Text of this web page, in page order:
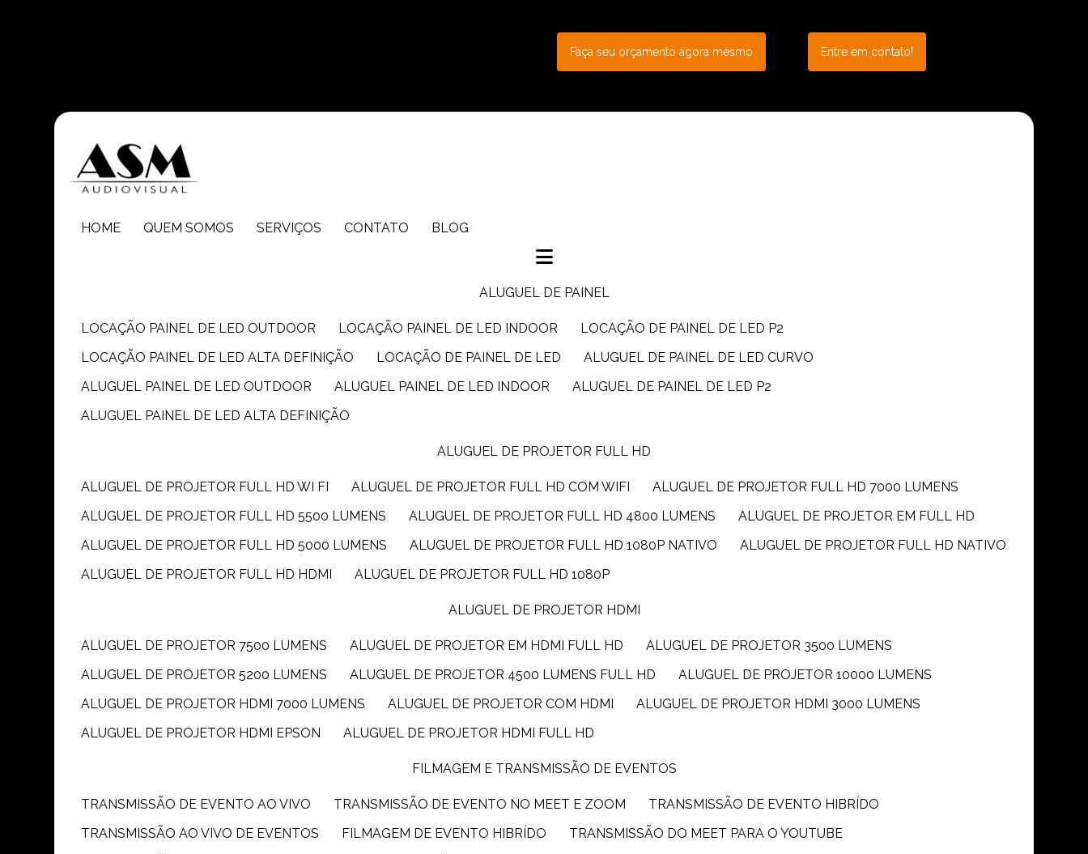
Faça seu orçamento agora mesmo Entre em contato!
HOME QUEM SOMOS SERVIÇOS CONTATO BLOG
ALUGUEL DE PAINEL
LOCAÇÃO PAINEL DE LED OUTDOOR LOCAÇÃO PAINEL DE LED INDOOR
LOCAÇÃO DE PAINEL DE LED P2
LOCAÇÃO PAINEL DE LED ALTA DEFINIÇÃO
LOCAÇÃO DE PAINEL DE LED
ALUGUEL DE PAINEL DE LED CURVO
ALUGUEL PAINEL DE LED OUTDOOR
ALUGUEL PAINEL DE LED INDOOR
ALUGUEL DE PAINEL DE LED P2
ALUGUEL PAINEL DE LED ALTA DEFINIÇÃO
ALUGUEL DE PROJETOR FULL HD
ALUGUEL DE PROJETOR FULL HD WI FI ALUGUEL DE PROJETOR FULL HD COM WIFI
ALUGUEL DE PROJETOR FULL HD 7000 LUMENS
ALUGUEL DE PROJETOR FULL HD 5500 LUMENS
ALUGUEL DE PROJETOR FULL HD 4800 LUMENS
ALUGUEL DE PROJETOR EM FULL HD
ALUGUEL DE PROJETOR FULL HD 5000 LUMENS
ALUGUEL DE PROJETOR FULL HD 1080P NATIVO
ALUGUEL DE PROJETOR FULL HD NATIVO
ALUGUEL DE PROJETOR FULL HD HDMI
ALUGUEL DE PROJETOR FULL HD 1080P
ALUGUEL DE PROJETOR HDMI
ALUGUEL DE PROJETOR 7500 LUMENS ALUGUEL DE PROJETOR EM HDMI FULL HD
ALUGUEL DE PROJETOR 3500 LUMENS
ALUGUEL DE PROJETOR 5200 LUMENS
ALUGUEL DE PROJETOR 4500 LUMENS FULL HD
ALUGUEL DE PROJETOR 10000 LUMENS
ALUGUEL DE PROJETOR HDMI 7000 LUMENS
ALUGUEL DE PROJETOR COM HDMI
ALUGUEL DE PROJETOR HDMI 3000 LUMENS
ALUGUEL DE PROJETOR HDMI EPSON
ALUGUEL DE PROJETOR HDMI FULL HD
FILMAGEM E TRANSMISSÃO DE EVENTOS
TRANSMISSÃO DE EVENTO AO VIVO TRANSMISSÃO DE EVENTO NO MEET E ZOOM
TRANSMISSÃO DE EVENTO HIBRÍDO
TRANSMISSÃO AO VIVO DE EVENTOS
FILMAGEM DE EVENTO HIBRÍDO
TRANSMISSÃO DO MEET PARA O YOUTUBE